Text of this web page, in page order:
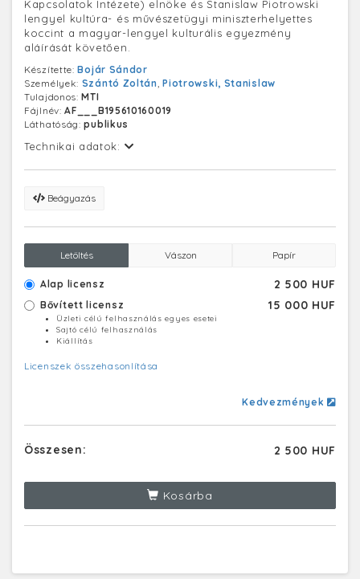
Kapcsolatok Intézete) elnöke és Stanislaw Piotrowski
lengyel kultúra- és művészetügyi miniszterhelyettes
koccint a magyar-lengyel kulturális egyezmény
aláírását követően.
Készítette:Bojár Sándor
Személyek: Szántó Zoltán,Piotrowski, Stanislaw
Tulajdonos:MTI
Fájlnév:AF___B195610160019
Láthatóság:publikus
Technikai adatok:
Beágyazás
Letöltés Vászon Papír
Alap licensz 2 500 HUF
Bővített licensz 15 000 HUF
Üzleti célú felhasználás egyes esetei
Sajtó célú felhasználás
Kiállítás
Licenszek összehasonlítása
Kedvezmények
Összesen: 2 500 HUF
Kosárba